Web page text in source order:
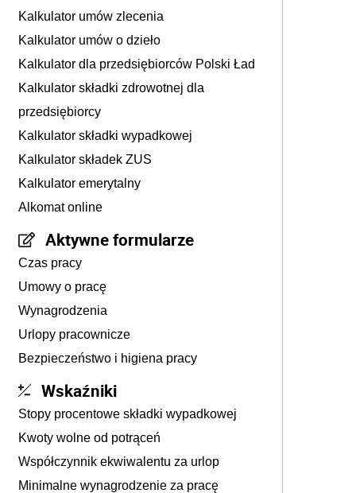
Kalkulator umów zlecenia
Kalkulator umów o dzieło
Kalkulator dla przedsiębiorców Polski Ład
Kalkulator składki zdrowotnej dla
przedsiębiorcy
Kalkulator składki wypadkowej
Kalkulator składek ZUS
Kalkulator emerytalny
Alkomat online
Aktywne formularze
Czas pracy
Umowy o pracę
Wynagrodzenia
Urlopy pracownicze
Bezpieczeństwo i higiena pracy
Wskaźniki
Stopy procentowe składki wypadkowej
Kwoty wolne od potrąceń
Współczynnik ekwiwalentu za urlop
Minimalne wynagrodzenie za pracę